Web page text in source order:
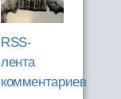
RSS-
лента
комментариев